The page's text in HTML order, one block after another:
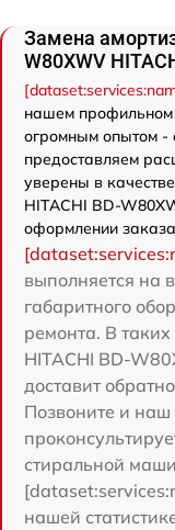
Замена
W80XWV
нашем профильном
огромным опытом -
предоставляем
уверены в
HITACHI BD-
оформлении
выполняется на
габаритного
ремонта. В
HITACHI BD-
доставит
Позвоните и наш
стиральной
нашей